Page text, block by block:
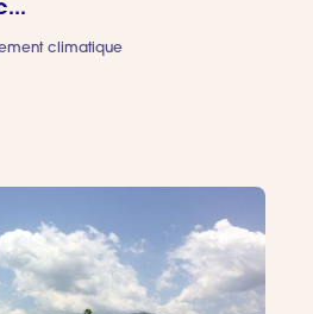
climatique